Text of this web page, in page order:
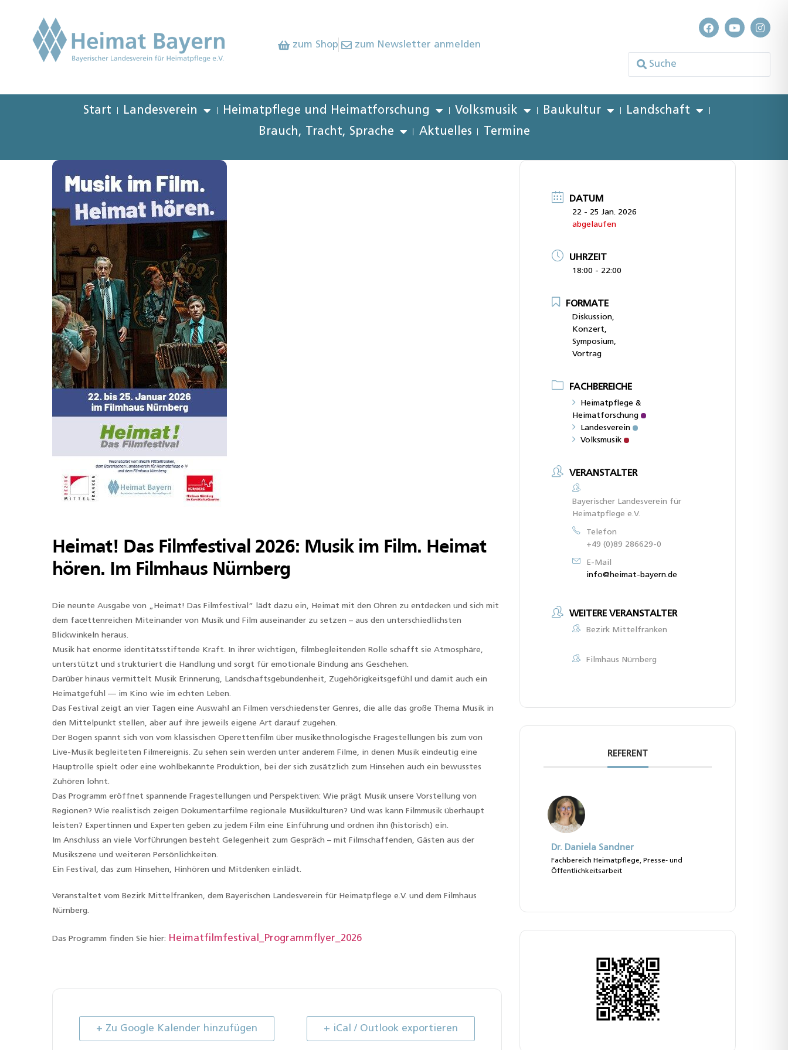
zum Shop zum Newsletter anmelden
Start Landesverein Heimatpflege und Heimatforschung Volksmusik Baukultur
Landschaft
Brauch, Tracht, Sprache
Aktuelles Termine
Heimat! Das Filmfestival 2026: Musik im Film. Heimat
hören. Im Filmhaus Nürnberg
Die neunte Ausgabe von „Heimat! Das Filmfestival“ lädt dazu ein, Heimat mit den Ohren zu entdecken und sich mit
dem facettenreichen Miteinander von Musik und Film auseinander zu setzen – aus den unterschiedlichsten
Blickwinkeln heraus.
Musik hat enorme identitätsstiftende Kraft. In ihrer wichtigen, filmbegleitenden Rolle schafft sie Atmosphäre,
unterstützt und strukturiert die Handlung und sorgt für emotionale Bindung ans Geschehen.
Darüber hinaus vermittelt Musik Erinnerung, Landschaftsgebundenheit, Zugehörigkeitsgefühl und damit auch ein
Heimatgefühl — im Kino wie im echten Leben.
Das Festival zeigt an vier Tagen eine Auswahl an Filmen verschiedenster Genres, die alle das große Thema Musik in
den Mittelpunkt stellen, aber auf ihre jeweils eigene Art darauf zugehen.
Der Bogen spannt sich von vom klassischen Operettenfilm über musikethnologische Fragestellungen bis zum von
Live-Musik begleiteten Filmereignis. Zu sehen sein werden unter anderem Filme, in denen Musik eindeutig eine
Hauptrolle spielt oder eine wohlbekannte Produktion, bei der sich zusätzlich zum Hinsehen auch ein bewusstes
Zuhören lohnt.
Das Programm eröffnet spannende Fragestellungen und Perspektiven: Wie prägt Musik unsere Vorstellung von
Regionen? Wie realistisch zeigen Dokumentarfilme regionale Musikkulturen? Und was kann Filmmusik überhaupt
leisten? Expertinnen und Experten geben zu jedem Film eine Einführung und ordnen ihn (historisch) ein.
Im Anschluss an viele Vorführungen besteht Gelegenheit zum Gespräch – mit Filmschaffenden, Gästen aus der
Musikszene und weiteren Persönlichkeiten.
Ein Festival, das zum Hinsehen, Hinhören und Mitdenken einlädt.
Veranstaltet vom Bezirk Mittelfranken, dem Bayerischen Landesverein für Heimatpflege e.V. und dem Filmhaus
Nürnberg.
Das Programm finden Sie hier: Heimatfilmfestival_Programmflyer_2026
+ Zu Google Kalender hinzufügen + iCal / Outlook exportieren
DATUM
22 - 25 Jan. 2026
abgelaufen
UHRZEIT
18:00 - 22:00
FORMATE
Diskussion,
Konzert,
Symposium,
Vortrag
FACHBEREICHE
Heimatpflege &
Heimatforschung
Landesverein
Volksmusik
VERANSTALTER
Bayerischer Landesverein für
Heimatpflege e.V.
Telefon
+49 (0)89 286629-0
E-Mail
info@heimat-bayern.de
WEITERE VERANSTALTER
Bezirk Mittelfranken
Filmhaus Nürnberg
REFERENT
Dr. Daniela Sandner
Fachbereich Heimatpflege, Presse- und
Öffentlichkeitsarbeit